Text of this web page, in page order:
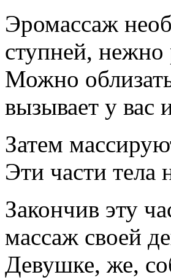
Эромассаж
ступней, нежно
Можно
вызывает у
Затем
Эти части тела
Закончив эту
массаж своей
Девушке, же,